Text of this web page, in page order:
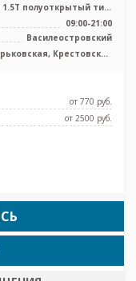
полуоткрытый тип,
09:00-21:00
Василеостровский
Крестовский
от 770 pуб.
от 2500 pуб.